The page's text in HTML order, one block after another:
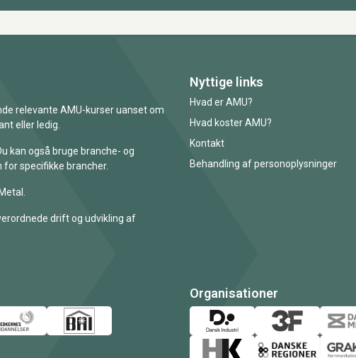
relevante AMU-kurser uanset om
eller ledig.
kan også bruge branche- og
specifikke brancher.
drift og udvikling af
Nyttige links
Hvad er AMU?
Hvad koster AMU?
Kontakt
Behandling af personoplysninger
Organisationer